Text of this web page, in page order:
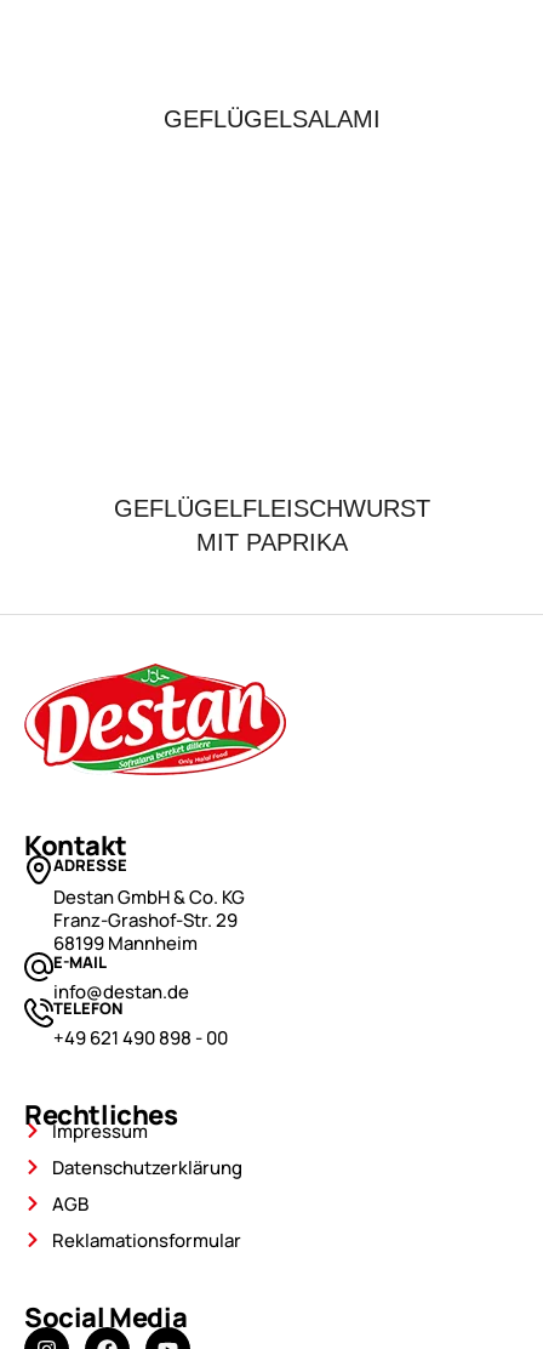
GEFLÜGELSALAMI
GEFLÜGELFLEISCHWURST
MIT PAPRIKA
Kontakt
ADRESSE
Destan GmbH & Co. KG
Franz-Grashof-Str. 29
68199 Mannheim
E-MAIL
info@destan.de
TELEFON
+49 621 490 898 - 00
Rechtliches
Impressum
Datenschutzerklärung
AGB
Reklamationsformular
Social Media